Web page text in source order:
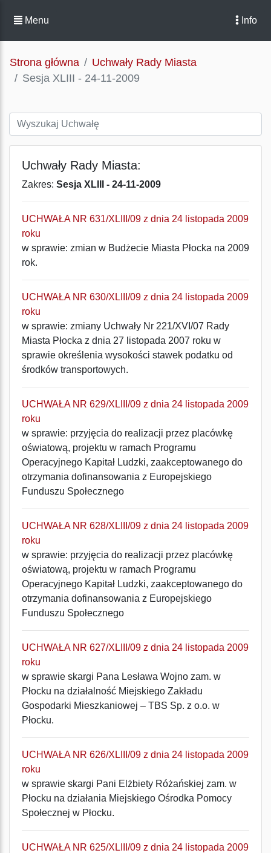
Menu Info
Strona główna
Uchwały Rady Miasta
Sesja XLIII - 24-11-2009
Uchwały Rady Miasta:
Zakres: Sesja XLIII - 24-11-2009
UCHWAŁA NR 631/XLIII/09 z dnia 24 listopada 2009
roku
w sprawie: zmian w Budżecie Miasta Płocka na 2009
rok.
UCHWAŁA NR 630/XLIII/09 z dnia 24 listopada 2009
roku
w sprawie: zmiany Uchwały Nr 221/XVI/07 Rady
Miasta Płocka z dnia 27 listopada 2007 roku w
sprawie określenia wysokości stawek podatku od
środków transportowych.
UCHWAŁA NR 629/XLIII/09 z dnia 24 listopada 2009
roku
w sprawie: przyjęcia do realizacji przez placówkę
oświatową, projektu w ramach Programu
Operacyjnego Kapitał Ludzki, zaakceptowanego do
otrzymania dofinansowania z Europejskiego
Funduszu Społecznego
UCHWAŁA NR 628/XLIII/09 z dnia 24 listopada 2009
roku
w sprawie: przyjęcia do realizacji przez placówkę
oświatową, projektu w ramach Programu
Operacyjnego Kapitał Ludzki, zaakceptowanego do
otrzymania dofinansowania z Europejskiego
Funduszu Społecznego
UCHWAŁA NR 627/XLIII/09 z dnia 24 listopada 2009
roku
w sprawie skargi Pana Lesława Wojno zam. w
Płocku na działalność Miejskiego Zakładu
Gospodarki Mieszkaniowej – TBS Sp. z o.o. w
Płocku.
UCHWAŁA NR 626/XLIII/09 z dnia 24 listopada 2009
roku
w sprawie skargi Pani Elżbiety Różańskiej zam. w
Płocku na działania Miejskiego Ośrodka Pomocy
Społecznej w Płocku.
UCHWAŁA NR 625/XLIII/09 z dnia 24 listopada 2009